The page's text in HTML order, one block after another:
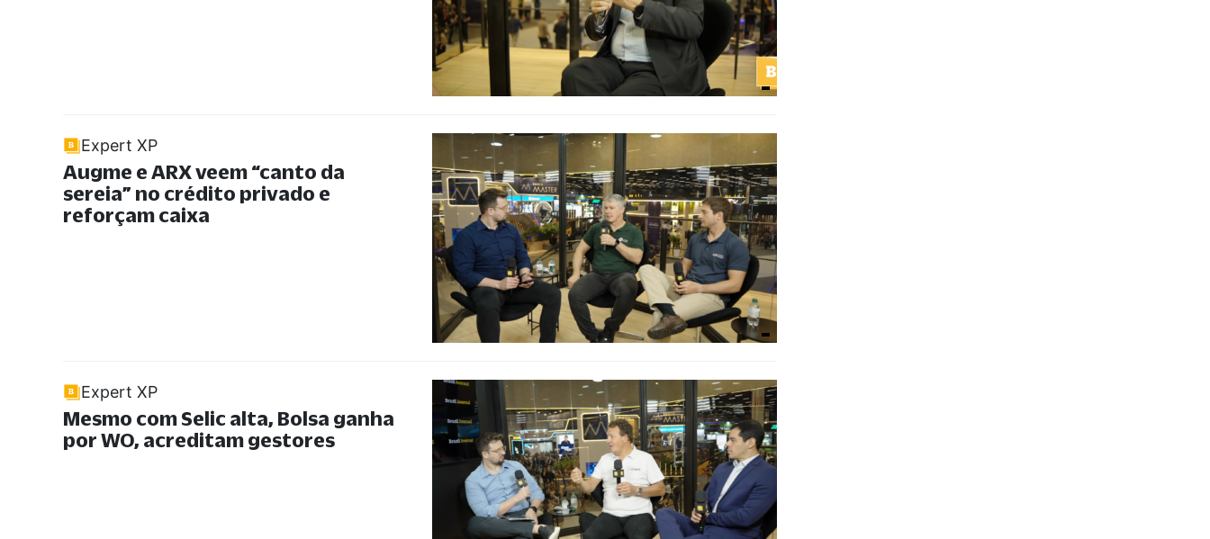
Expert XP
Augme e ARX veem “canto da
sereia” no crédito privado e
reforçam caixa
Expert XP
Mesmo com Selic alta, Bolsa ganha
por WO, acreditam gestores